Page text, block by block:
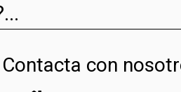
Contacta con